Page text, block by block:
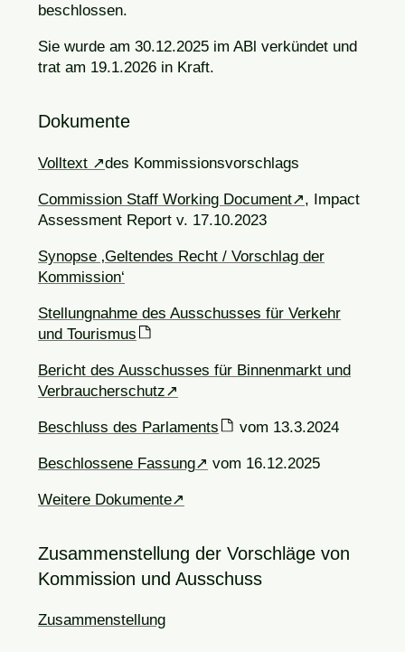
beschlossen.
Sie wurde am 30.12.2025 im ABl verkündet und
trat am 19.1.2026 in Kraft.
Dokumente
Volltext des Kommissionsvorschlags
Commission Staff Working Document
, Impact
Assessment Report v. 17.10.2023
Synopse ‚Geltendes Recht / Vorschlag der
Kommission‘
Stellungnahme des Ausschusses für Verkehr
und Tourismus
Bericht des Ausschusses für Binnenmarkt und
Verbraucherschutz
Beschluss des Parlaments vom 13.3.2024
Beschlossene Fassung vom 16.12.2025
Weitere Dokumente
Zusammenstellung der Vorschläge von
Kommission und Ausschuss
Zusammenstellung